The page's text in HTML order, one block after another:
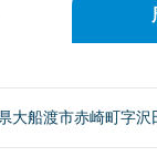
大船渡市赤崎町字沢